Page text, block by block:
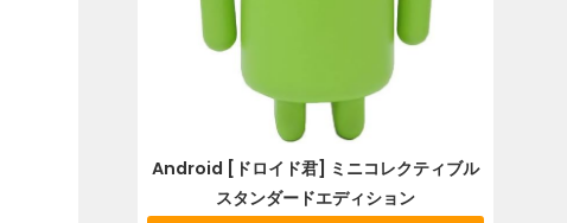
Android [ドロイド君] ミニコレクティブル
スタンダードエディション